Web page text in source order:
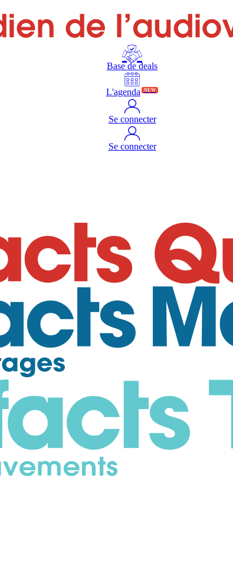
Base de deals
L'agenda NEW
Se connecter
Se connecter